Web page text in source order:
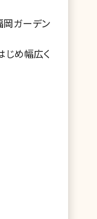
岡ガーデン
め幅広く